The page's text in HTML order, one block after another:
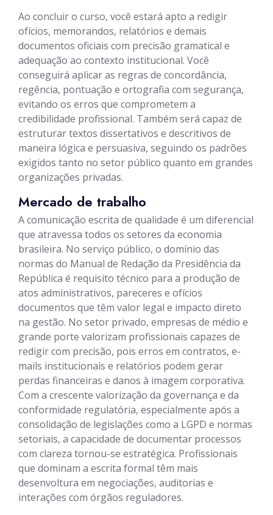
Ao concluir o curso, você estará apto a redigir
ofícios, memorandos, relatórios e demais
documentos oficiais com precisão gramatical e
adequação ao contexto institucional. Você
conseguirá aplicar as regras de concordância,
regência, pontuação e ortografia com segurança,
evitando os erros que comprometem a
credibilidade profissional. Também será capaz de
estruturar textos dissertativos e descritivos de
maneira lógica e persuasiva, seguindo os padrões
exigidos tanto no setor público quanto em grandes
organizações privadas.
Mercado de trabalho
A comunicação escrita de qualidade é um diferencial
que atravessa todos os setores da economia
brasileira. No serviço público, o domínio das
normas do Manual de Redação da Presidência da
República é requisito técnico para a produção de
atos administrativos, pareceres e ofícios 
documentos que têm valor legal e impacto direto
na gestão. No setor privado, empresas de médio e
grande porte valorizam profissionais capazes de
redigir com precisão, pois erros em contratos, e-
mails institucionais e relatórios podem gerar
perdas financeiras e danos à imagem corporativa.
Com a crescente valorização da governança e da
conformidade regulatória, especialmente após a
consolidação de legislações como a LGPD e normas
setoriais, a capacidade de documentar processos
com clareza tornou-se estratégica. Profissionais
que dominam a escrita formal têm mais
desenvoltura em negociações, auditorias e
interações com órgãos reguladores.